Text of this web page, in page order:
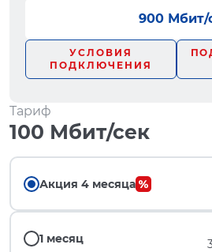
900 Мбит/
УСЛОВИЯ
ПОДКЛЮЧЕНИЯ
Тариф
100 Мбит/сек
Акция 4 месяца
1 месяц